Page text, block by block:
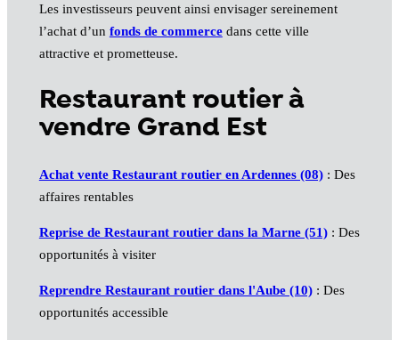
Les investisseurs peuvent ainsi envisager sereinement
l’achat d’un fonds de commercedans cette ville
attractive et prometteuse.
Restaurant routier à
vendre Grand Est
Achat vente Restaurant routier en Ardennes (08): Des
affaires rentables
Reprise de Restaurant routier dans la Marne (51): Des
opportunités à visiter
Reprendre Restaurant routier dans l'Aube (10): Des
opportunités accessible